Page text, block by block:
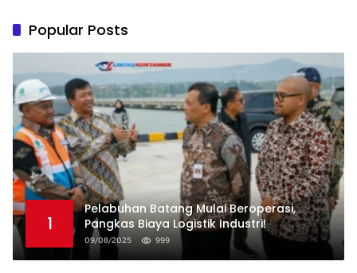
Popular Posts
1
Pelabuhan Batang Mulai Beroperasi,
Pangkas Biaya Logistik Industri!
09/08/2025 999